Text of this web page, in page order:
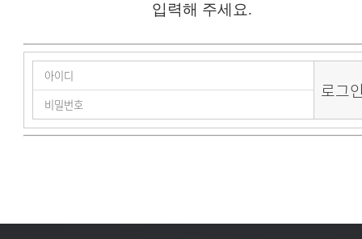
입력해 주세요.